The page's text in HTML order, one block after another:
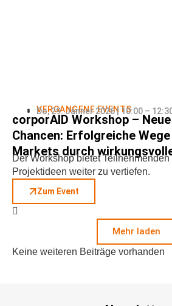
VERGANGENE EVENTS
Do, 29. Jänner 2026 | 10:00 –
corporAID Workshop –
Chancen: Erfolgreiche
Markets durch
Der Workshop bietet
Projektideen weiter zu vertiefen.
Zum Event
Mehr laden
Keine weiteren Beiträge vorhanden